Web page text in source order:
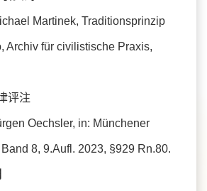
Martinek, Traditionsprinzip
Archiv für civilistische Praxis,
评注
Oechsler, in: Münchener
8, 9.Aufl. 2023, §929 Rn.80.